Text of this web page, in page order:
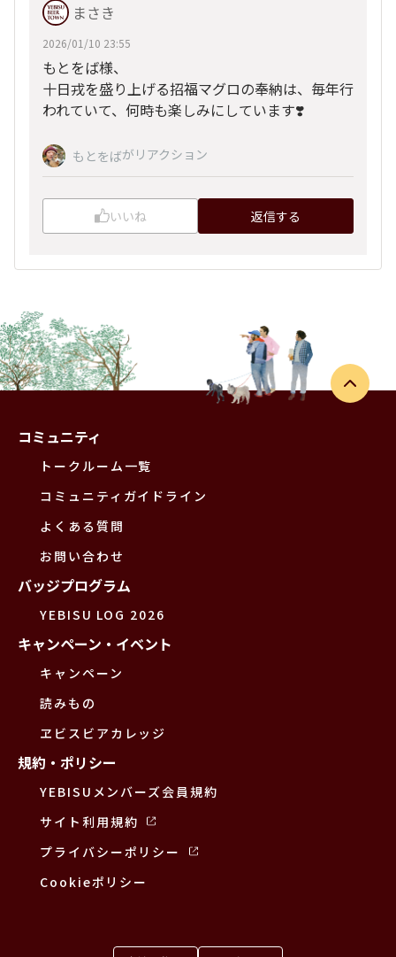
まさき
2026/01/10 23:55
もとをば様、
十日戎を盛り上げる招福マグロの奉納は、毎年行
われていて、何時も楽しみにしています❣️
もとをばがリアクション
いいね 返信する
コミュニティ
トークルーム一覧
コミュニティガイドライン
よくある質問
お問い合わせ
バッジプログラム
YEBISU LOG 2026
キャンペーン・イベント
キャンペーン
読みもの
ヱビスビアカレッジ
規約・ポリシー
YEBISUメンバーズ会員規約
サイト利用規約
プライバシーポリシー
Cookieポリシー